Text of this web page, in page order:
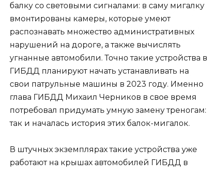
балку со световыми сигналами: в саму мигалку
вмонтированы камеры, которые умеют
распознавать множество административных
нарушений на дороге, а также вычислять
угнанные автомобили. Точно такие устройства в
ГИБДД планируют начать устанавливать на
свои патрульные машины в 2023 году. Именно
глава ГИБДД Михаил Черников в свое время
потребовал придумать умную замену треногам:
так и началась история этих балок-мигалок.
В штучных экземплярах такие устройства уже
работают на крышах автомобилей ГИБДД в